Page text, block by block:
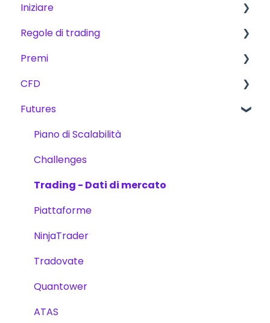
Iniziare
Iniziare
The Trading Pit – Chi siamo
Acquisti
Prodotti
Verifica dell'account
Trading
Sfide
Piano di Scalabilità
Regole di trading
Regole di base per CFD, Futures e Azioni
CFD
Futures
Le scorte
Premi
Commissioni
Metodi di premi
CFD
Prodotti
Trading
Sfide
Piattaforme
Futures
Piano di Scalabilità
Challenges
Trading - Dati di mercato
Piattaforme
NinjaTrader
Tradovate
Quantower
ATAS